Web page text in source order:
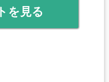
を見る